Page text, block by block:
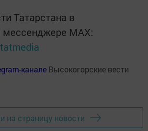
Татарстана в
мессенджере MАХ:
канале Высокогорские вести
на страницу новости